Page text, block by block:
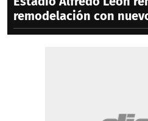
remodelación con